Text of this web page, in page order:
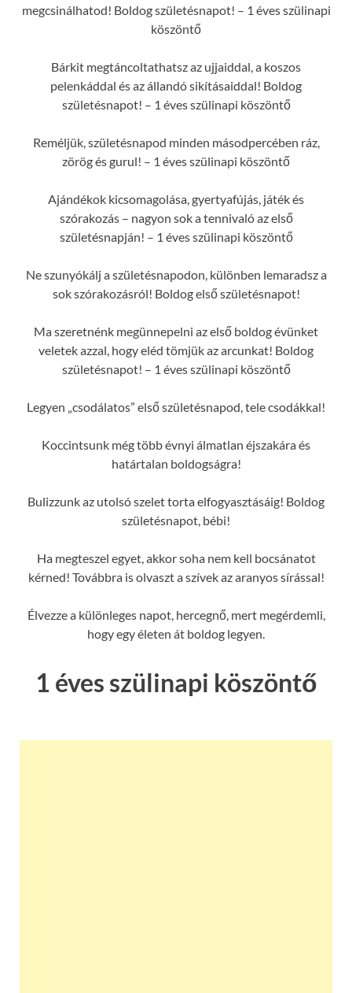
megcsinálhatod! Boldog születésnapot! – 1 éves szülinapi
köszöntő
Bárkit megtáncoltathatsz az ujjaiddal, a koszos
pelenkáddal és az állandó sikításaiddal! Boldog
születésnapot! – 1 éves szülinapi köszöntő
Reméljük, születésnapod minden másodpercében ráz,
zörög és gurul! – 1 éves szülinapi köszöntő
Ajándékok kicsomagolása, gyertyafújás, játék és
szórakozás – nagyon sok a tennivaló az első
születésnapján! – 1 éves szülinapi köszöntő
Ne szunyókálj a születésnapodon, különben lemaradsz a
sok szórakozásról! Boldog első születésnapot!
Ma szeretnénk megünnepelni az első boldog évünket
veletek azzal, hogy eléd tömjük az arcunkat! Boldog
születésnapot! – 1 éves szülinapi köszöntő
Legyen „csodálatos” első születésnapod, tele csodákkal!
Koccintsunk még több évnyi álmatlan éjszakára és
határtalan boldogságra!
Bulizzunk az utolsó szelet torta elfogyasztásáig! Boldog
születésnapot, bébi!
Ha megteszel egyet, akkor soha nem kell bocsánatot
kérned! Továbbra is olvaszt a szívek az aranyos sírással!
Élvezze a különleges napot, hercegnő, mert megérdemli,
hogy egy életen át boldog legyen.
1 éves szülinapi köszöntő